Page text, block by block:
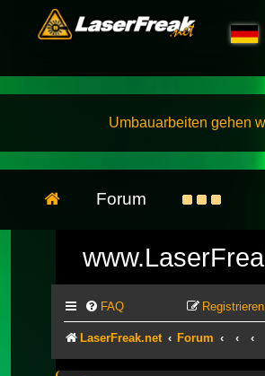
Umbauarbeiten gehen
Forum
FAQ Registrieren
LaserFreak.net Forum